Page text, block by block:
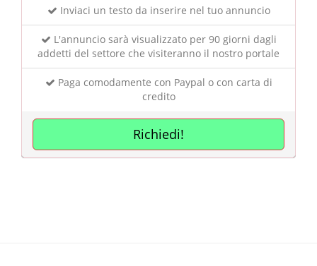
Inviaci un testo da inserire nel tuo annuncio
L'annuncio sarà visualizzato per 90 giorni dagli
addetti del settore che visiteranno il nostro portale
Paga comodamente con Paypal o con carta di
credito
Richiedi!